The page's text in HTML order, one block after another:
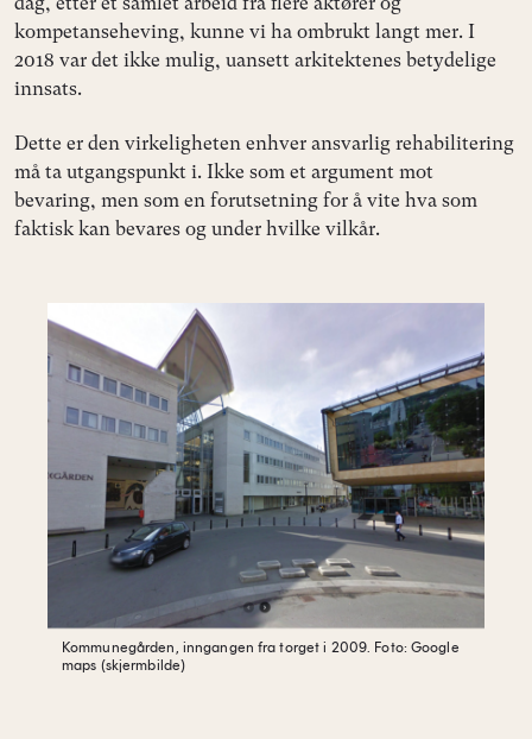
kompetanseheving, kunne vi ha ombrukt langt mer. I
2018 var det ikke mulig, uansett arkitektenes betydelige
innsats.
Dette er den virkeligheten enhver ansvarlig rehabilitering
må ta utgangspunkt i. Ikke som et argument mot
bevaring, men som en forutsetning for å vite hva som
faktisk kan bevares og under hvilke vilkår.
Kommunegården, inngangen fra torget i 2009. Foto: Google
maps (skjermbilde)